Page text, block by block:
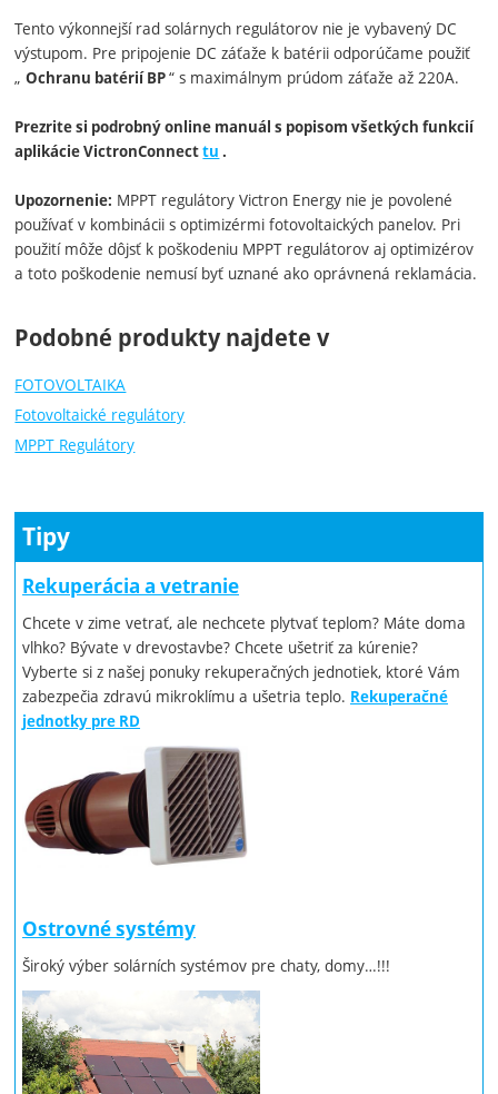
Tento výkonnejší rad solárnych regulátorov nie je vybavený DC
výstupom. Pre pripojenie DC záťaže k batérii odporúčame použiť
„Ochranu batérií BP“ s maximálnym prúdom záťaže až 220A.
Prezrite si podrobný online manuál s popisom všetkých funkcií
aplikácie VictronConnecttu .
Upozornenie: MPPT regulátory Victron Energy nie je povolené
používať v kombinácii s optimizérmi fotovoltaických panelov. Pri
použití môže dôjsť k poškodeniu MPPT regulátorov aj optimizérov
a toto poškodenie nemusí byť uznané ako oprávnená reklamácia.
Podobné produkty najdete v
FOTOVOLTAIKA
Fotovoltaické regulátory
MPPT Regulátory
Tipy
Rekuperácia a vetranie
Chcete v zime vetrať, ale nechcete plytvať teplom? Máte doma
vlhko? Bývate v drevostavbe? Chcete ušetriť za kúrenie?
Vyberte si z našej ponuky rekuperačných jednotiek, ktoré Vám
zabezpečia zdravú mikroklímu a ušetria teplo. Rekuperačné
jednotky pre RD
Ostrovné systémy
Široký výber solárních systémov pre chaty, domy…!!!